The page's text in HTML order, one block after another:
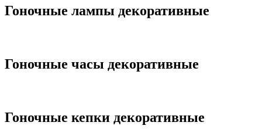
Гоночные лампы декоративные
Гоночные часы декоративные
Гоночные кепки декоративные